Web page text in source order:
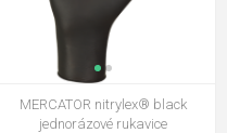
MERCATOR nitrylex® black
jednorázové rukavice